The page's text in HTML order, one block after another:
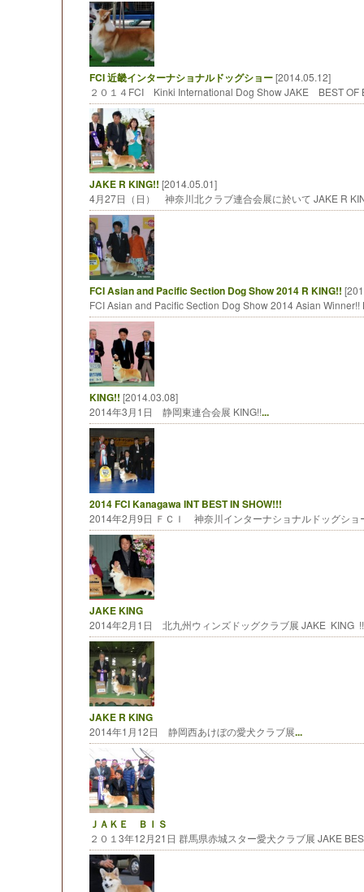
FCI 近畿インターナショナルドッグショー[2014.05.12]
２０１４FCI Kinki International Dog Show JAKE BEST OF
JAKE R KING!! [2014.05.01]
4月27日（日） 神奈川北クラブ連合会展に於いて JAKE R
FCI Asian and Pacific Section Dog Show 2014 R KING!!
FCI Asian and Pacific Section Dog Show 2014 Asian Winner!!
KING!! [2014.03.08]
2014年3月1日 静岡東連合会展 KING!!...
2014 FCI Kanagawa INT BEST IN SHOW!!!
2014年2月9日 ＦＣＩ 神奈川インターナショナルドッグシ
JAKE KING
2014年2月1日 北九州ウィンズドッグクラブ展 JAKE KING
JAKE R KING
2014年1月12日 静岡西あけぼの愛犬クラブ展...
ＪＡＫＥ ＢＩＳ
２０１3年12月21日 群馬県赤城スター愛犬クラブ展 JAKE